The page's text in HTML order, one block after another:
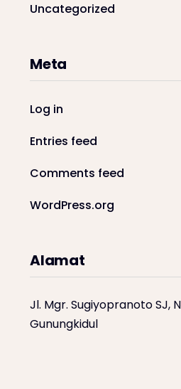
Uncategorized
Meta
Log in
Entries feed
Comments feed
WordPress.org
Alamat
Jl. Mgr. Sugiyopranoto SJ,
Gunungkidul